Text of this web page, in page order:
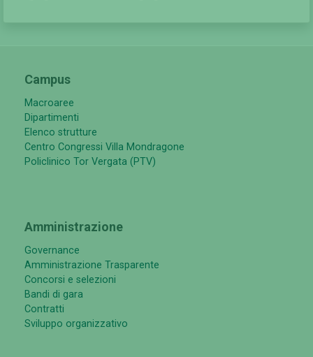
Campus
Macroaree
Dipartimenti
Elenco strutture
Centro Congressi Villa Mondragone
Policlinico Tor Vergata (PTV)
Amministrazione
Governance
Amministrazione Trasparente
Concorsi e selezioni
Bandi di gara
Contratti
Sviluppo organizzativo